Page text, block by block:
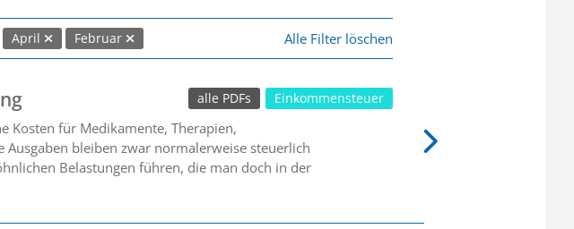
April Februar Alle Filter löschen
Einkommensteuer
alle PDFs
Kosten für Medikamente, Therapien,
bleiben zwar normalerweise steuerlich
Belastungen führen, die man doch in der